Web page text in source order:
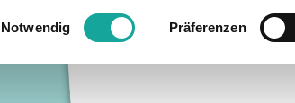
Einwilligungsauswahl
Notwendig Präferenzen